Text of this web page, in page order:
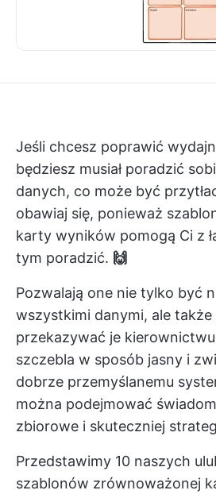
Jeśli chcesz poprawić
będziesz musiał poradzić
danych, co może być
obawiaj się, ponieważ
karty wyników pomogą Ci z
tym poradzić. 🙌
Pozwalają one nie tylko być
wszystkimi danymi, ale
przekazywać je
szczebla w sposób jasny i
dobrze przemyślanemu
można podejmować
zbiorowe i skuteczniej
Przedstawimy 10 naszych
szablonów zrównoważonej